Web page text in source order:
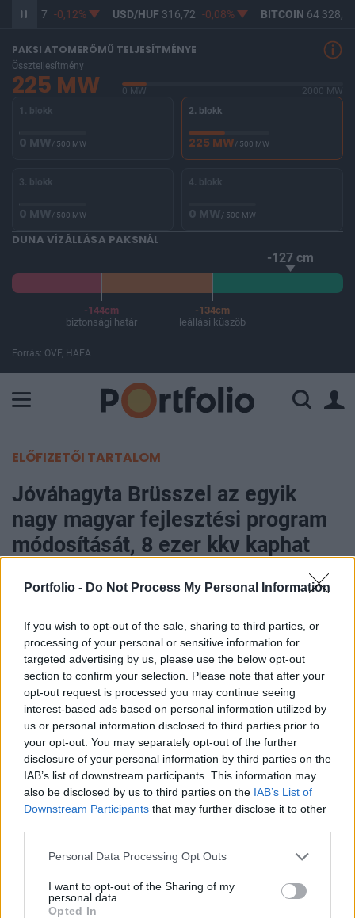
Portfolio - Do Not Process My Personal Information
If you wish to opt-out of the sale, sharing to third parties, or
processing of your personal or sensitive information for
targeted advertising by us, please use the below opt-out
section to confirm your selection. Please note that after your
opt-out request is processed you may continue seeing
interest-based ads based on personal information utilized by
us or personal information disclosed to third parties prior to
your opt-out. You may separately opt-out of the further
disclosure of your personal information by third parties on the
IAB’s list of downstream participants. This information may
also be disclosed by us to third parties on the IAB’s List of
Downstream Participants that may further disclose it to other
Personal Data Processing Opt Outs
I want to opt-out of the Sharing of my
personal data.
Opted In
364,97 -0,12% USD/HUF 316,72 -0,08% BITCOIN 64 328,45
PAKSI ATOMERŐMŰ TELJESÍTMÉNYE
Összteljesítmény
225 MW 0 MW
2000 MW
1. blokk
0 MW/ 500 MW
2. blokk
225 MW/ 500 MW
3. blokk
0 MW/ 500 MW
4. blokk
0 MW/ 500 MW
DUNA VÍZÁLLÁSA PAKSNÁL
-127 cm
-144cm
biztonsági határ
-134cm
leállási küszöb
Forrás: OVF, HAEA
ELŐFIZETŐI TARTALOM
Jóváhagyta Brüsszel az egyik
nagy magyar fejlesztési program
módosítását, 8 ezer kkv kaphat
2021. augusztus 12. 17:13
A koronavírus-válság elleni egyik fontos kohéziós
politikai intézkedés volt az ún. REACT-EU
kezdeményezés, amelynek keretében 2021-2022-
ben összesen 50,6 milliárd euróval „megtoldják” a
tagállamok már folyamatban lévő 2014-2020-as
fejlesztési programjait és most ennek keretében
hagyta jóvá az Európai Bizottság a magyar GINOP
nevű program kiegészítését mintegy 881 millió
euró összegben.
Bizottság most egyetlen döntéssel hat tagállam ERFA és
ESZA programjainak módosítását hagyta jóvá összesen